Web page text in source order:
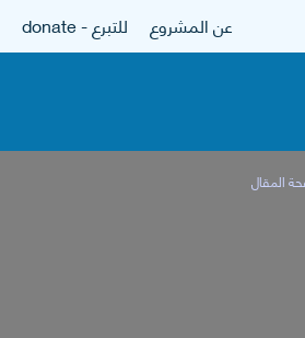
عن المشروع للتبرع - donate
المقال